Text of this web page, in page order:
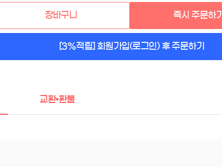
장바구니 즉시 주문하기
[3%적립] 회원가입(로그인) 후 주문하기
교환•환불